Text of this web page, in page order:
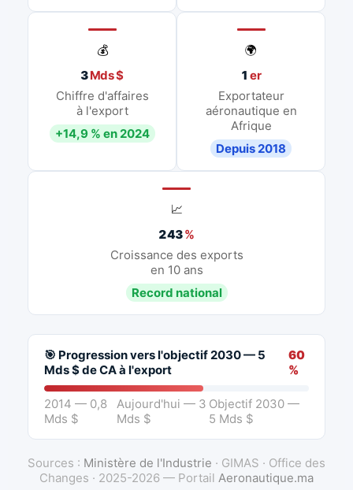
💰
3Mds $
Chiffre d'affaires
à l'export
+14,9 % en 2024
🌍
1 er
Exportateur
aéronautique en
Afrique
Depuis 2018
📈
243%
Croissance des exports
en 10 ans
Record national
🎯 Progression vers l'objectif 2030 — 5
Mds $ de CA à l'export
60
%
2014 — 0,8
Mds $
Aujourd'hui — 3
Mds $
Objectif 2030 —
5 Mds $
Sources : Ministère de l'Industrie · GIMAS · Office des
Changes · 2025-2026 — Portail Aeronautique.ma